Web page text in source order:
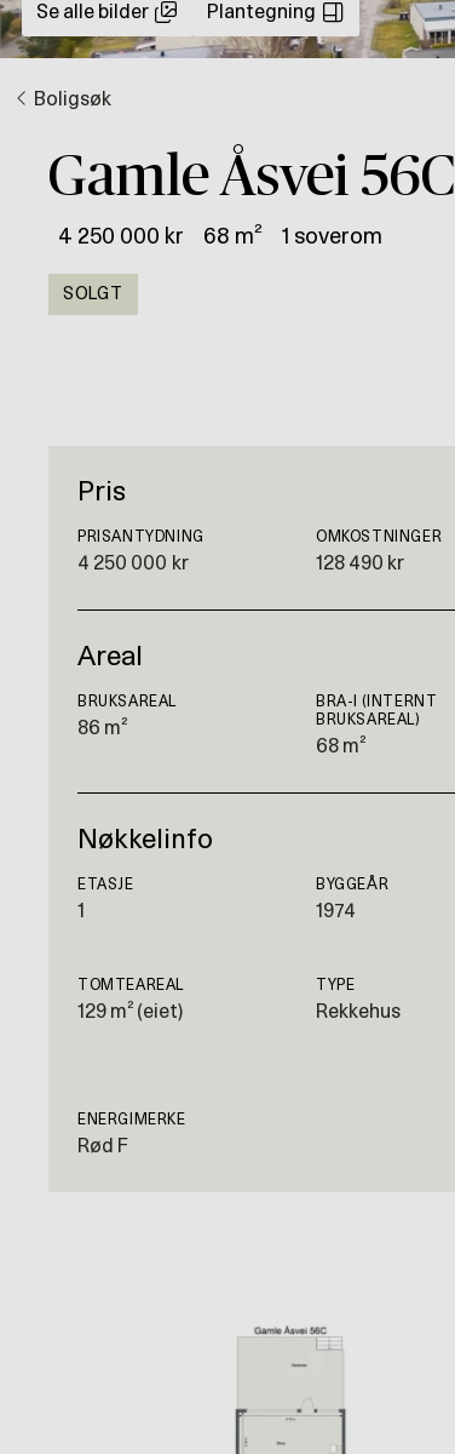
Se alle bilder Plantegning
Boligsøk
Gamle Åsvei 56C
4 250 000 kr 68 m² 1 soverom
SOLGT
Pris
PRISANTYDNING
4 250 000 kr
OMKOSTNINGER
128 490 kr
Areal
BRUKSAREAL
86 m²
BRA-I (INTERNT
BRUKSAREAL)
68 m²
Nøkkelinfo
ETASJE
1
BYGGEÅR
1974
TOMTEAREAL
129 m² (eiet)
TYPE
Rekkehus
ENERGIMERKE
Rød F